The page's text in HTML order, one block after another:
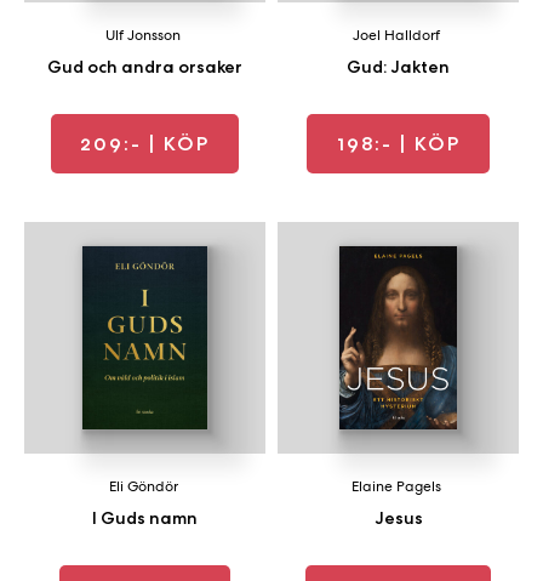
Gud och andra orsaker
Ulf Jonsson
209:- | KÖP
Gud: Jakten
Joel Halldorf
198:- | KÖP
I Guds namn
Eli Göndör
Jesus
Elaine Pagels